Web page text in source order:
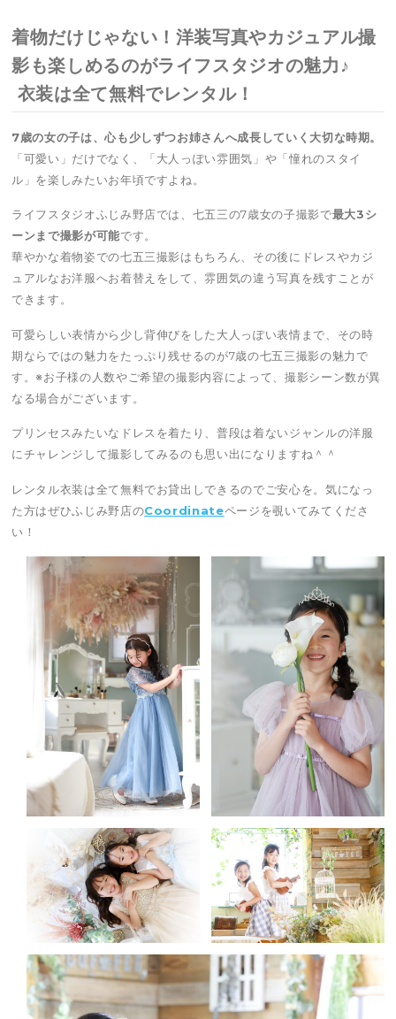
着物だけじゃない！洋装写真やカジュアル撮
影も楽しめるのがライフスタジオの魅力♪
衣装は全て無料でレンタル！
7歳の女の子は、心も少しずつお姉さんへ成長していく大切な時期。
「可愛い」だけでなく、「大人っぽい雰囲気」や「憧れのスタイ
ル」を楽しみたいお年頃ですよね。
ライフスタジオふじみ野店では、七五三の7歳女の子撮影で最大3シ
ーンまで撮影が可能です。
華やかな着物姿での七五三撮影はもちろん、その後にドレスやカジ
ュアルなお洋服へお着替えをして、雰囲気の違う写真を残すことが
できます。
可愛らしい表情から少し背伸びをした大人っぽい表情まで、その時
期ならではの魅力をたっぷり残せるのが7歳の七五三撮影の魅力で
す。※お子様の人数やご希望の撮影内容によって、撮影シーン数が異
なる場合がございます。
プリンセスみたいなドレスを着たり、普段は着ないジャンルの洋服
にチャレンジして撮影してみるのも思い出になりますね＾＾
レンタル衣装は全て無料でお貸出しできるのでご安心を。気になっ
た方はぜひふじみ野店のCoordinateページを覗いてみてくださ
い！